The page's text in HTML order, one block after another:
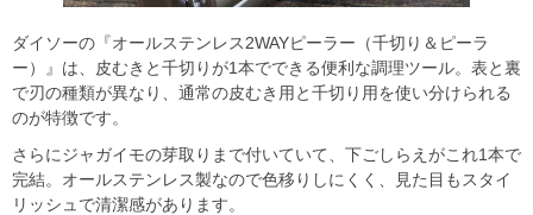
ダイソーの『オールステンレス2WAYピーラー（千切り＆ピーラ
ー）』は、皮むきと千切りが1本でできる便利な調理ツール。表と裏
で刃の種類が異なり、通常の皮むき用と千切り用を使い分けられる
のが特徴です。
さらにジャガイモの芽取りまで付いていて、下ごしらえがこれ1本で
完結。オールステンレス製なので色移りしにくく、見た目もスタイ
リッシュで清潔感があります。